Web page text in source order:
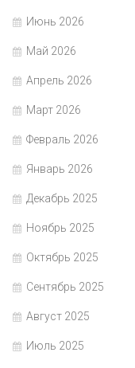
Июнь 2026
Май 2026
Апрель 2026
Март 2026
Февраль 2026
Январь 2026
Декабрь 2025
Ноябрь 2025
Октябрь 2025
Сентябрь 2025
Август 2025
Июль 2025